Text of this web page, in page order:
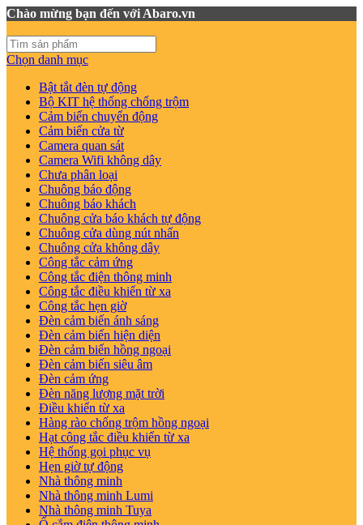
Chào mừng bạn đến với Abaro.vn
Chọn danh mục
Bật tắt đèn tự động
Bộ KIT hệ thống chống trộm
Cảm biến chuyển động
Cảm biến cửa từ
Camera quan sát
Camera Wifi không dây
Chưa phân loại
Chuông báo động
Chuông báo khách
Chuông cửa báo khách tự động
Chuông cửa dùng nút nhấn
Chuông cửa không dây
Công tắc cảm ứng
Công tắc điện thông minh
Công tắc điều khiển từ xa
Công tắc hẹn giờ
Đèn cảm biến ánh sáng
Đèn cảm biến hiện diện
Đèn cảm biến hồng ngoại
Đèn cảm biến siêu âm
Đèn cảm ứng
Đèn năng lượng mặt trời
Điều khiển từ xa
Hàng rào chống trộm hồng ngoại
Hạt công tắc điều khiển từ xa
Hệ thống gọi phục vụ
Hẹn giờ tự động
Nhà thông minh
Nhà thông minh Lumi
Nhà thông minh Tuya